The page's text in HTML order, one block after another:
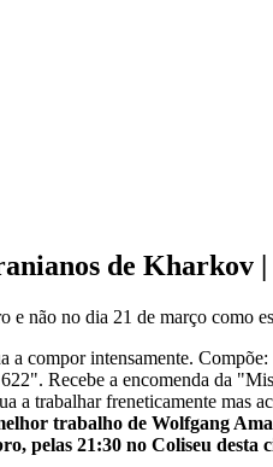
de Kharkov |
não no dia 21 de março como
a compor intensamente.
Recebe a encomenda da
a trabalhar freneticamente mas
trabalho de Wolfgang
pelas 21:30 no Coliseu